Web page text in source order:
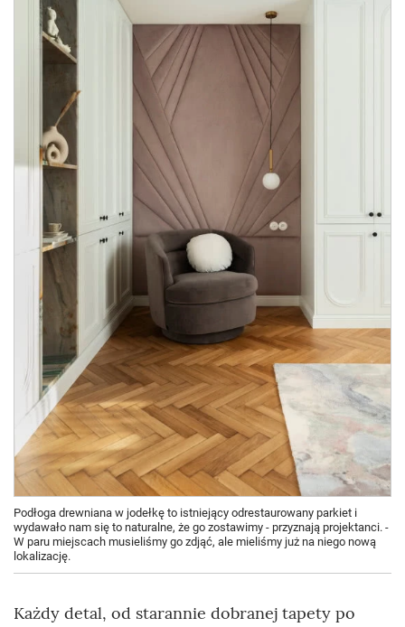
Podłoga drewniana w jodełkę to istniejący odrestaurowany parkiet i
wydawało nam się to naturalne, że go zostawimy - przyznają projektanci. -
W paru miejscach musieliśmy go zdjąć, ale mieliśmy już na niego nową
lokalizację.
Każdy detal, od starannie dobranej tapety po